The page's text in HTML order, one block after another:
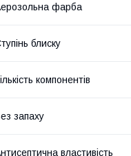
фарба
блиску
компонентів
запаху
властивість